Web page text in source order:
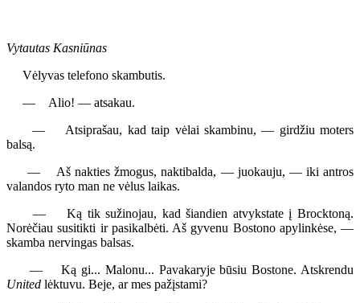
Vytautas Kasniūnas
Vėlyvas telefono skambutis.
— Alio! — atsakau.
— Atsiprašau, kad taip vėlai skambinu, — girdžiu moters
balsą.
— Aš nakties žmogus, naktibalda, — juokauju, — iki antros
valandos ryto man ne vėlus laikas.
— Ką tik sužinojau, kad šiandien atvykstate į Brocktoną.
Norėčiau susitikti ir pasikalbėti. Aš gyvenu Bostono apylinkėse, —
skamba nervingas balsas.
— Ką gi... Malonu... Pavakaryje būsiu Bostone. Atskrendu
United lėktuvu. Beje, ar mes pažįstami?